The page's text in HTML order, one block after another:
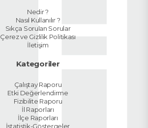
Nedir ?
Nasıl Kullanılır ?
Sıkça Sorulan Sorular
Çerez ve Gizlilik Politikası
İletişim
Kategoriler
Çalıştay Raporu
Etki Değerlendirme
Fizibilite Raporu
İl Raporları
İlçe Raporları
İstatistik-Göstergeler